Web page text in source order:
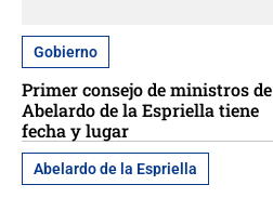
Gobierno
Primer consejo de ministros de
Abelardo de la Espriella tiene
fecha y lugar
Abelardo de la Espriella